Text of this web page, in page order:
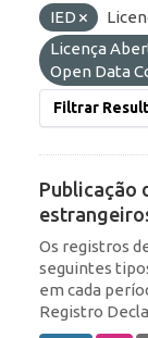
IED
Licença
Open Data
Filtrar
Publicação
Os registros
seguintes
em cada
Registro